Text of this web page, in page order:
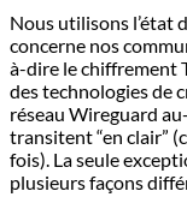
Nous utilisons l’état
concerne nos
à-dire le chiffrement
des technologies de
réseau Wireguard
transitent “en clair”
fois). La seule
plusieurs façons